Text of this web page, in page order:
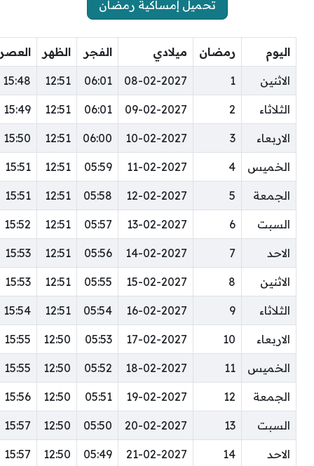
تحميل إمساكية رمضان
اليوم رمضان ميلادي الفجر الظهر العصر
الاثنين 1
08-02-2027
06:01
12:51
15:48
الثلاثاء 2
09-02-2027
06:01
12:51
15:49
الاربعاء 3
10-02-2027
06:00
12:51
15:50
الخميس 4
11-02-2027
05:59
12:51
15:51
الجمعة 5
12-02-2027
05:58
12:51
15:51
السبت 6
13-02-2027
05:57
12:51
15:52
الاحد 7
14-02-2027
05:56
12:51
15:53
الاثنين 8
15-02-2027
05:55
12:51
15:53
الثلاثاء 9
16-02-2027
05:54
12:51
15:54
الاربعاء 10
17-02-2027
05:53
12:50
15:55
الخميس 11
18-02-2027
05:52
12:50
15:55
الجمعة 12
19-02-2027
05:51
12:50
15:56
السبت 13
20-02-2027
05:50
12:50
15:57
الاحد 14
21-02-2027
05:49
12:50
15:57